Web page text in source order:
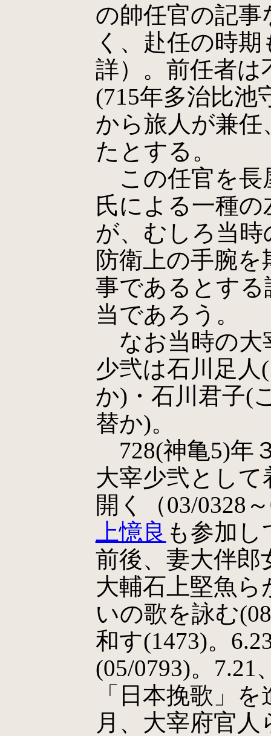
の帥任官の記事
く、赴任の時期
詳）。前任者は
(715年多治比池
から旅人が兼
たとする。
この任官を長
氏による一種
が、むしろ当
防衛上の手腕
事であるとす
当であろう。
なお当時の大
少弐は石川足
か)・石川君子(
替か)。
728(神亀5)年
大宰少弐とし
開く（03/0328
上憶良 も参加
前後、妻大伴郎
大輔石上堅魚
いの歌を詠む
和す(1473)。
(05/0793)。
「日本挽歌」
月、大宰府官